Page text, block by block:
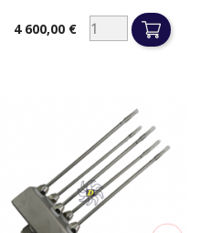
Prix4 600,00 €